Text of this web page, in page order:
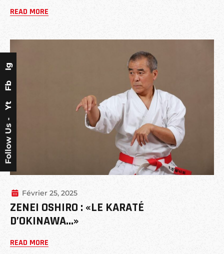
READ MORE
Février 25, 2025
ZENEI OSHIRO : «LE KARATÉ
D’OKINAWA…»
READ MORE
Follow Us -
Yt
Fb
Ig